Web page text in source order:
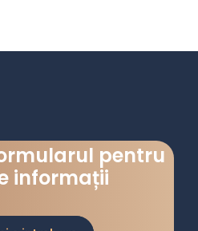
pentru
informații